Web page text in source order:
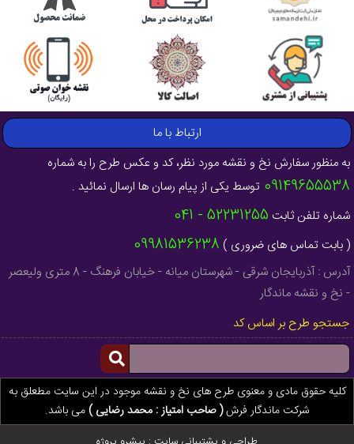
ارتباط با ما
به منظور سفارش نخ و نقشه مورد نظر، کد و عکس طرح را به شماره
09149655538 توسط یکی از پیام رسان ها ارسال نمائید .
شماره تلفن ثابت 52231255 - 041
( بابت تماس های ضروری ) 09981536238
آدرس : آذربایجان شرقی - شهرستان میانه - خیابان فرهنگ - 8 متری ولیعصر
- نخ و نقشه ماندگار
جستجو طرح بر اساس کد
کلیه حقوق مادی و معنوی طرح های نخ و نقشه موجود در این سایت مطعلق به
شرکت ماندگار فرش( صاحب امتیاز : محمد رضایی )می باشد.